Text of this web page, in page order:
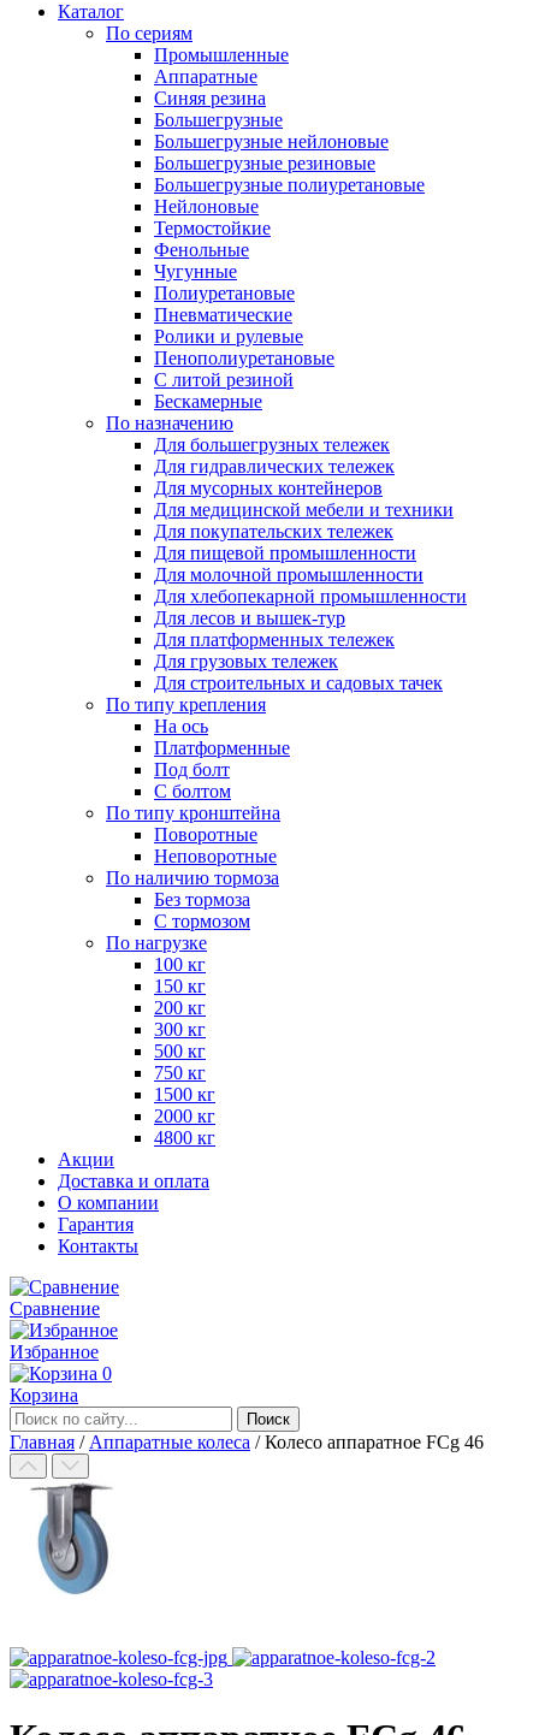
Каталог
По сериям
Промышленные
Аппаратные
Синяя резина
Большегрузные
Большегрузные нейлоновые
Большегрузные резиновые
Большегрузные полиуретановые
Нейлоновые
Термостойкие
Фенольные
Чугунные
Полиуретановые
Пневматические
Ролики и рулевые
Пенополиуретановые
С литой резиной
Бескамерные
По назначению
Для большегрузных тележек
Для гидравлических тележек
Для мусорных контейнеров
Для медицинской мебели и техники
Для покупательских тележек
Для пищевой промышленности
Для молочной промышленности
Для хлебопекарной промышленности
Для лесов и вышек-тур
Для платформенных тележек
Для грузовых тележек
Для строительных и садовых тачек
По типу крепления
На ось
Платформенные
Под болт
С болтом
По типу кронштейна
Поворотные
Неповоротные
По наличию тормоза
Без тормоза
С тормозом
По нагрузке
100 кг
150 кг
200 кг
300 кг
500 кг
750 кг
1500 кг
2000 кг
4800 кг
Акции
Доставка и оплата
О компании
Гарантия
Контакты
Сравнение
Избранное
0
Корзина
Главная / Аппаратные колеса /Колесо аппаратное FCg 46